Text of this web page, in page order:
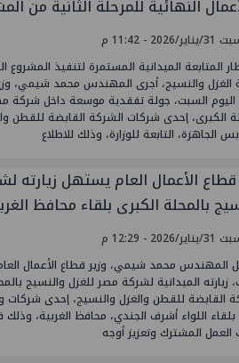
النهائية للمرحلة الثانية من
2026 - 11:42 م
المتابعة الميدانية المستمرة لتنفيذ المشروع
الغزل والنسيج، أجرى المهندس محمد شيمي،
اليوم السبت، جولة تفقدية موسعة داخل شركة
الكبرى، إحدى شركات الشركة القابضة للقطن
الجاهزة، التابعة للوزارة، وذلك للاطلاع
قطاع الأعمال العام يستهل زيارته
بالمحلة الكبرى بلقاء محافظ
2026 - 12:29 م
المهندس محمد شيمي، وزير قطاع الأعمال
زيارته الميدانية لشركة مصر للغزل والنسيج
القابضة للقطن والغزل والنسيج، إحدى شركات
بلقاء اللواء أشرف الجندي، محافظ الغربية،
العمل المشترك وتعزيز أوجه